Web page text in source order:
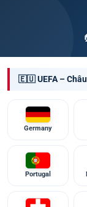
🇪🇺 UEFA –
Germany
Portugal